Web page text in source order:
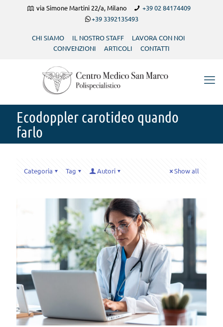
via Simone Martini 22/a, Milano
+39 02 84174409
+39 3392135493
CHI SIAMO IL NOSTRO STAFF
LAVORA CON NOI
CONVENZIONI
ARTICOLI CONTATTI
Ecodoppler carotideo quando
farlo
Categoria Tag Autori Show all